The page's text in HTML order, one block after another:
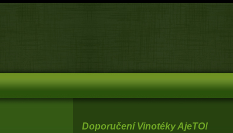
Doporučení Vinotéky AjeTO!